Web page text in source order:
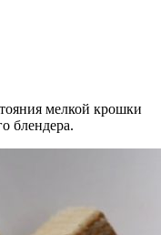
мелкой крошки
блендера.